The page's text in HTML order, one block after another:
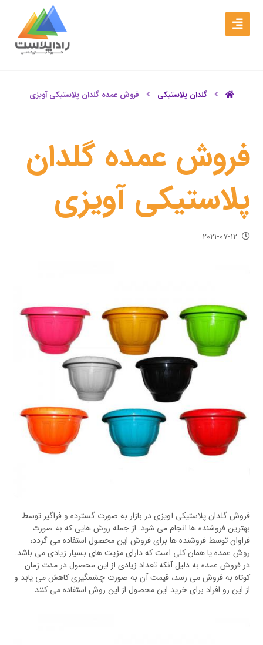
گلدان پلاستیکی فروش عمده گلدان پلاستیکی آویزی
فروش عمده گلدان
پلاستیکی آویزی
۲۰۲۱-۰۷-۱۲
فروش گلدان پلاستیکی آویزی در بازار به صورت گسترده و فراگیر توسط
بهترین فروشنده ها انجام می شود. از جمله روش هایی که به صورت
فراوان توسط فروشنده ها برای فروش این محصول استفاده می گردد،
روش عمده یا همان کلی است که دارای مزیت های بسیار زیادی می باشد.
در فروش عمده به دلیل آنکه تعداد زیادی از این محصول در مدت زمان
کوتاه به فروش می رسد، قیمت آن به صورت چشمگیری کاهش می یابد و
از این رو افراد برای خرید این محصول از این روش استفاده می کنند.